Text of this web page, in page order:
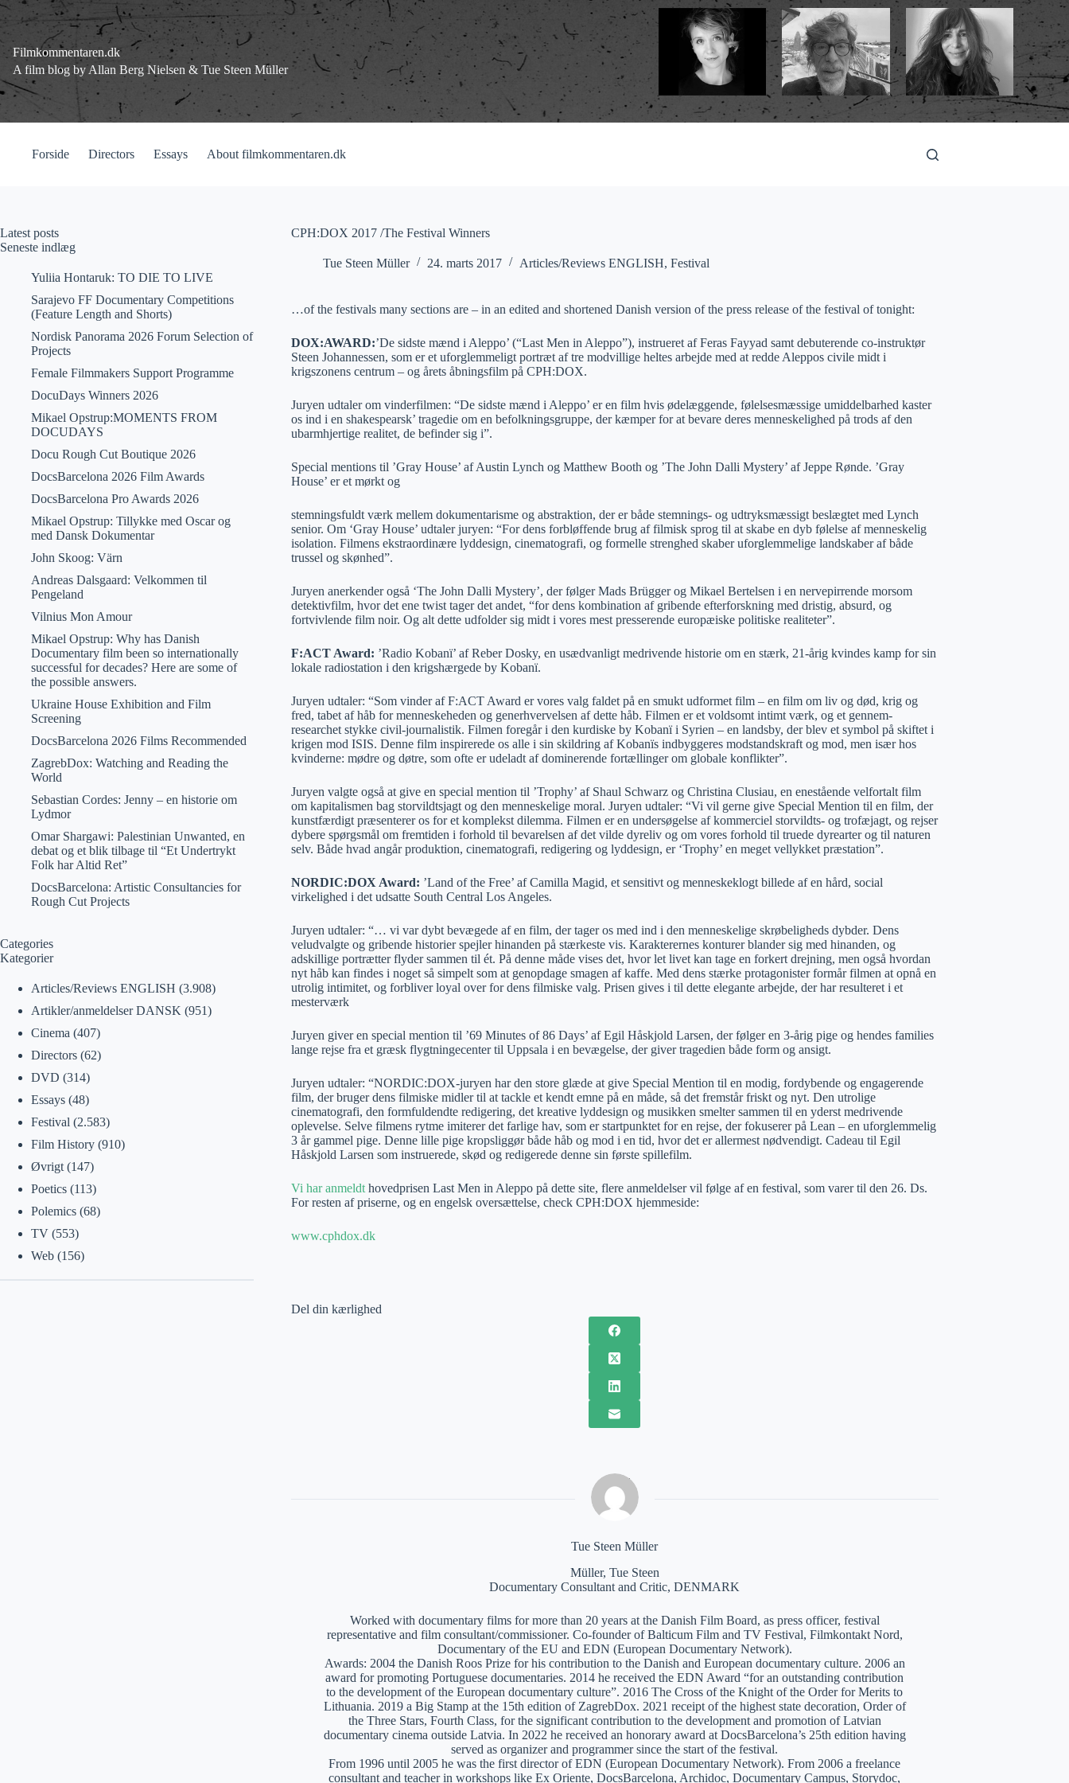
Fortsæt
til
indhold
Filmkommentaren.dk
A film blog by Allan Berg Nielsen & Tue Steen Müller
Forside Directors Essays About filmkommentaren.dk
CPH:DOX 2017 /The Festival Winners
Tue Steen Müller 24. marts 2017 Articles/Reviews ENGLISH, Festival
…of the festivals many sections are – in an edited and shortened Danish version of the press release of the festival of tonight:
DOX:AWARD:’De sidste mænd i Aleppo’ (“Last Men in Aleppo”), instrueret af Feras Fayyad samt debuterende co-instruktør
Steen Johannessen, som er et uforglemmeligt portræt af tre modvillige heltes arbejde med at redde Aleppos civile midt i
krigszonens centrum – og årets åbningsfilm på CPH:DOX.
Juryen udtaler om vinderfilmen: “De sidste mænd i Aleppo’ er en film hvis ødelæggende, følelsesmæssige umiddelbarhed kaster
os ind i en shakespearsk’ tragedie om en befolkningsgruppe, der kæmper for at bevare deres menneskelighed på trods af den
ubarmhjertige realitet, de befinder sig i”.
Special mentions til ’Gray House’ af Austin Lynch og Matthew Booth og ’The John Dalli Mystery’ af Jeppe Rønde. ’Gray
House’ er et mørkt og
stemningsfuldt værk mellem dokumentarisme og abstraktion, der er både stemnings- og udtryksmæssigt beslægtet med Lynch
senior. Om ‘Gray House’ udtaler juryen: “For dens forbløffende brug af filmisk sprog til at skabe en dyb følelse af menneskelig
isolation. Filmens ekstraordinære lyddesign, cinematografi, og formelle strenghed skaber uforglemmelige landskaber af både
trussel og skønhed”.
Juryen anerkender også ‘The John Dalli Mystery’, der følger Mads Brügger og Mikael Bertelsen i en nervepirrende morsom
detektivfilm, hvor det ene twist tager det andet, “for dens kombination af gribende efterforskning med dristig, absurd, og
fortvivlende film noir. Og alt dette udfolder sig midt i vores mest presserende europæiske politiske realiteter”.
F:ACT Award: ’Radio Kobanï’ af Reber Dosky, en usædvanligt medrivende historie om en stærk, 21-årig kvindes kamp for sin
lokale radiostation i den krigshærgede by Kobanï.
Juryen udtaler: “Som vinder af F:ACT Award er vores valg faldet på en smukt udformet film – en film om liv og død, krig og
fred, tabet af håb for menneskeheden og generhvervelsen af dette håb. Filmen er et voldsomt intimt værk, og et gennem-
researchet stykke civil-journalistik. Filmen foregår i den kurdiske by Kobanï i Syrien – en landsby, der blev et symbol på skiftet i
krigen mod ISIS. Denne film inspirerede os alle i sin skildring af Kobanïs indbyggeres modstandskraft og mod, men især hos
kvinderne: mødre og døtre, som ofte er udeladt af dominerende fortællinger om globale konflikter”.
Juryen valgte også at give en special mention til ’Trophy’ af Shaul Schwarz og Christina Clusiau, en enestående velfortalt film
om kapitalismen bag storvildtsjagt og den menneskelige moral. Juryen udtaler: “Vi vil gerne give Special Mention til en film, der
kunstfærdigt præsenterer os for et komplekst dilemma. Filmen er en undersøgelse af kommerciel storvildts- og trofæjagt, og rejser
dybere spørgsmål om fremtiden i forhold til bevarelsen af det vilde dyreliv og om vores forhold til truede dyrearter og til naturen
selv. Både hvad angår produktion, cinematografi, redigering og lyddesign, er ‘Trophy’ en meget vellykket præstation”.
NORDIC:DOX Award: ’Land of the Free’ af Camilla Magid, et sensitivt og menneskeklogt billede af en hård, social
virkelighed i det udsatte South Central Los Angeles.
Juryen udtaler: “… vi var dybt bevægede af en film, der tager os med ind i den menneskelige skrøbeligheds dybder. Dens
veludvalgte og gribende historier spejler hinanden på stærkeste vis. Karakterernes konturer blander sig med hinanden, og
adskillige portrætter flyder sammen til ét. På denne måde vises det, hvor let livet kan tage en forkert drejning, men også hvordan
nyt håb kan findes i noget så simpelt som at genopdage smagen af kaffe. Med dens stærke protagonister formår filmen at opnå en
utrolig intimitet, og forbliver loyal over for dens filmiske valg. Prisen gives i til dette elegante arbejde, der har resulteret i et
mesterværk
Juryen giver en special mention til ’69 Minutes of 86 Days’ af Egil Håskjold Larsen, der følger en 3-årig pige og hendes families
lange rejse fra et græsk flygtningecenter til Uppsala i en bevægelse, der giver tragedien både form og ansigt.
Juryen udtaler: “NORDIC:DOX-juryen har den store glæde at give Special Mention til en modig, fordybende og engagerende
film, der bruger dens filmiske midler til at tackle et kendt emne på en måde, så det fremstår friskt og nyt. Den utrolige
cinematografi, den formfuldendte redigering, det kreative lyddesign og musikken smelter sammen til en yderst medrivende
oplevelse. Selve filmens rytme imiterer det farlige hav, som er startpunktet for en rejse, der fokuserer på Lean – en uforglemmelig
3 år gammel pige. Denne lille pige kropsliggør både håb og mod i en tid, hvor det er allermest nødvendigt. Cadeau til Egil
Håskjold Larsen som instruerede, skød og redigerede denne sin første spillefilm.
Vi har anmeldthovedprisen Last Men in Aleppo på dette site, flere anmeldelser vil følge af en festival, som varer til den 26. Ds.
For resten af priserne, og en engelsk oversættelse, check CPH:DOX hjemmeside:
www.cphdox.dk
Del din kærlighed
Tue Steen Müller
Müller, Tue Steen
Documentary Consultant and Critic, DENMARK
Worked with documentary films for more than 20 years at the Danish Film Board, as press officer, festival
representative and film consultant/commissioner. Co-founder of Balticum Film and TV Festival, Filmkontakt Nord,
Documentary of the EU and EDN (European Documentary Network).
Awards: 2004 the Danish Roos Prize for his contribution to the Danish and European documentary culture. 2006 an
award for promoting Portuguese documentaries. 2014 he received the EDN Award “for an outstanding contribution
to the development of the European documentary culture”. 2016 The Cross of the Knight of the Order for Merits to
Lithuania. 2019 a Big Stamp at the 15th edition of ZagrebDox. 2021 receipt of the highest state decoration, Order of
the Three Stars, Fourth Class, for the significant contribution to the development and promotion of Latvian
documentary cinema outside Latvia. In 2022 he received an honorary award at DocsBarcelona’s 25th edition having
served as organizer and programmer since the start of the festival.
From 1996 until 2005 he was the first director of EDN (European Documentary Network). From 2006 a freelance
consultant and teacher in workshops like Ex Oriente, DocsBarcelona, Archidoc, Documentary Campus, Storydoc,
Latest posts
Seneste indlæg
Yuliia Hontaruk: TO DIE TO LIVE
Sarajevo FF Documentary Competitions
(Feature Length and Shorts)
Nordisk Panorama 2026 Forum Selection of
Projects
Female Filmmakers Support Programme
DocuDays Winners 2026
Mikael Opstrup:MOMENTS FROM
DOCUDAYS
Docu Rough Cut Boutique 2026
DocsBarcelona 2026 Film Awards
DocsBarcelona Pro Awards 2026
Mikael Opstrup: Tillykke med Oscar og
med Dansk Dokumentar
John Skoog: Värn
Andreas Dalsgaard: Velkommen til
Pengeland
Vilnius Mon Amour
Mikael Opstrup: Why has Danish
Documentary film been so internationally
successful for decades? Here are some of
the possible answers.
Ukraine House Exhibition and Film
Screening
DocsBarcelona 2026 Films Recommended
ZagrebDox: Watching and Reading the
World
Sebastian Cordes: Jenny – en historie om
Lydmor
Omar Shargawi: Palestinian Unwanted, en
debat og et blik tilbage til “Et Undertrykt
Folk har Altid Ret”
DocsBarcelona: Artistic Consultancies for
Rough Cut Projects
Categories
Kategorier
Articles/Reviews ENGLISH (3.908)
Artikler/anmeldelser DANSK (951)
Cinema (407)
Directors(62)
DVD (314)
Essays(48)
Festival (2.583)
Film History(910)
Øvrigt(147)
Poetics(113)
Polemics(68)
TV(553)
Web(156)